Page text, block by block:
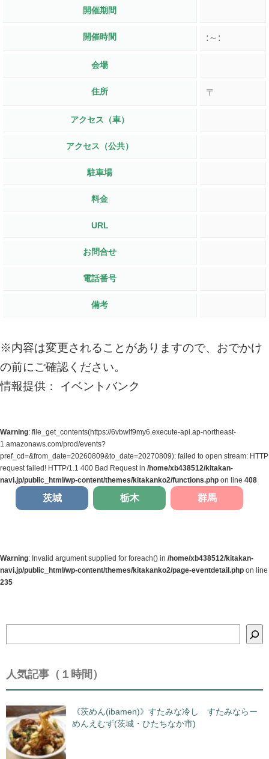
開催期間
開催時間 :～:
会場
住所 〒
アクセス（車）
アクセス（公共）
駐車場
料金
URL
お問合せ
電話番号
備考
※内容は変更されることがありますので、おでかけ
の前にご確認ください。
情報提供： イベントバンク
Warning: file_get_contents(https://6vbwlf9my6.execute-api.ap-northeast-
1.amazonaws.com/prod/events?
pref_cd=&from_date=20260809&to_date=20270809): failed to open stream: HTTP
request failed! HTTP/1.1 400 Bad Request in /home/xb438512/kitakan-
navi.jp/public_html/wp-content/themes/kitakanko2/functions.php on line 408
茨城 栃木 群馬
Warning: Invalid argument supplied for foreach() in /home/xb438512/kitakan-
navi.jp/public_html/wp-content/themes/kitakanko2/page-eventdetail.php on line
235
索
人気記事（１時間）
《茨めん(ibamen)》すたみな冷し すたみならー
めんえむず(茨城・ひたちなか市)